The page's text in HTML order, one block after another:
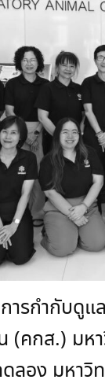
ารกำกับดูแ
(คกส.) มห
ลอง มหาวิ